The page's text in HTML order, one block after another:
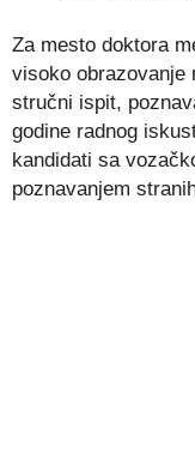
Za mesto doktora
visoko obrazovanje
stručni ispit,
godine radnog
kandidati sa
poznavanjem